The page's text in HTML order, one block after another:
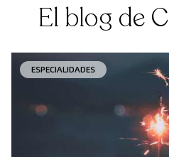
El blog de
ESPECIALIDADES